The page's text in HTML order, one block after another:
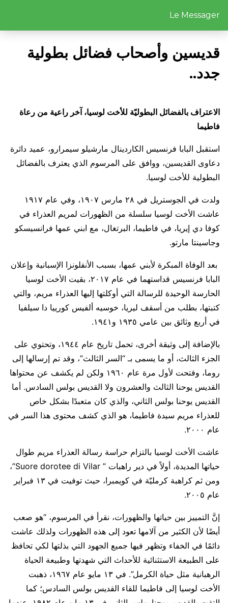
Le Messager
قديسين وأصحاب فضائل بطولية
جدد..
الاعتراف بالفضائل البطوليّة للأخت لوسيا، آخر راعية من رعاة
فاطيما
استقبل البابا فرنسيس الكاردينال مارشيلو سيمرارو، عميد دائرة
دعاوى القديسين، ووافق على المرسوم الذي يعترف بالفضائل
البطولية للأخت لوسيا.
ولدت في الجوستريل في ٢٨ مارس ١٩٠٧، وفي عام ١٩١٧
عاشت الأخت لوسيا سلسلة من الظهورات لمريم العذراء في
كوفا دي إيريا، في فاطيما، البرتغال، مع ابني عمها فرانسيسكو
وجاسينتا مارتو.
بعد الوفاة المبكرة لأبني عمها، بسبب الأنفلونزا الإسبانية وإعلان
البابا فرنسيس قداستهما في عام ٢٠١٧، بقيت الأخت لوسيا
الحارسة الوحيدة للرسالة التي أوكلتها إليها العذراء مريم، والتي
كتبتها، بطلب من أسقف ليريا، خوسيه ألفيس كورييا دا سيلفيا
في أربع وثائق بين عامي ١٩٣٥ و١٩٤١.
بالإضافة إلى وثيقة أخرى، تحمل تاريخ عام ١٩٤٤، وتحتوي على
الجزء الثالث، أو ما يسمى بـ “السر الثالث”، وقد تم إرسالها إلى
روما، وفتحت لأول مرة عام ١٩٦٠ ولكن لم يكشف عن محتواها
القديس يوحنا الثالث والعشرون ولا القديس بولس السادس. أما
القديس يوحنا بولس الثاني، والذي كان متعبدًا بشكل خاص
للعذراء مريم سيدة فاطيما، هو الذي كشف محتوى هذا السر في
عام ٢٠٠٠.
عاشت الأخت لوسيا بالتزام حراسة رسالة العذراء مريم طوال
حياتها المديدة، أولاً في دير راهبات ” Suore dorotee di Vilar”،
ومن ثم كراهبة كرمليّة في كويمبرا، حيث توفيت في ١٣ فبراير
عام ٢٠٠٥.
إنَّ التمييز بين حياتها والظهورات، نقرأ في المرسوم، “هو صعب
أيضًا لأن الكثير من آلامها تعود إلى هذه الظهورات ولذلك عاشت
دائمًا في الخفاء وتظهر فيها جميع الجهود التي بذلتها لكي تحافظ
على الطبيعة الاستثنائية للأحداث التي شهدتها وطبيعة الحياة
الرهبانية مثل حياة الكرمل”. في ١٣ مايو عام ١٩٦٧، ذهبت
الأخت لوسيا إلى فاطيما للقاء القديس بولس السادس؛ كما